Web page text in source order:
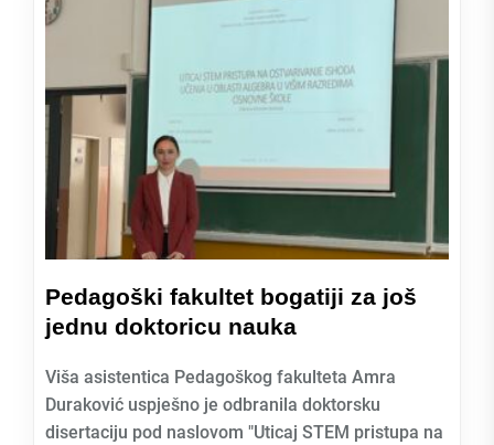
Pedagoški fakultet bogatiji za još
jednu doktoricu nauka
Viša asistentica Pedagoškog fakulteta Amra
Duraković uspješno je odbranila doktorsku
disertaciju pod naslovom "Uticaj STEM pristupa na